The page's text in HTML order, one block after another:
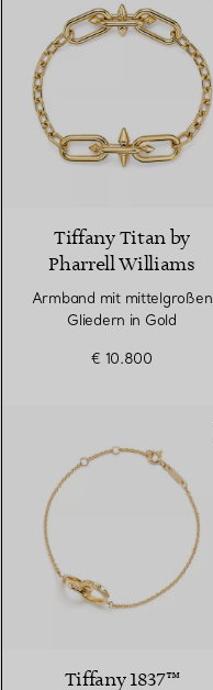
Tiffany Titan by
Pharrell Williams
Armband mit mittelgroßen
Gliedern in Gold
€ 10.800
Tiffany 1837™